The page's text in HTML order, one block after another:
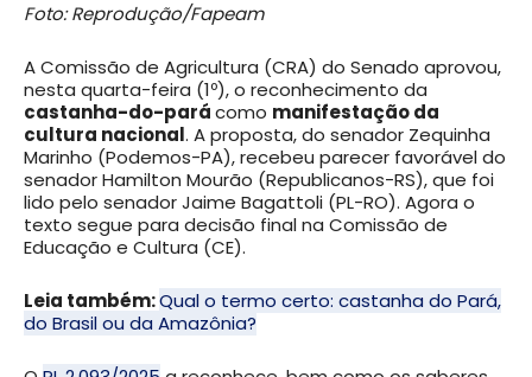
Foto: Reprodução/Fapeam
A Comissão de Agricultura (CRA) do Senado aprovou,
nesta quarta-feira (1º), o reconhecimento da
castanha-do-parácomo manifestação da
cultura nacional. A proposta, do senador Zequinha
Marinho (Podemos-PA), recebeu parecer favorável do
senador Hamilton Mourão (Republicanos-RS), que foi
lido pelo senador Jaime Bagattoli (PL-RO). Agora o
texto segue para decisão final na Comissão de
Educação e Cultura (CE).
Leia também:Qual o termo certo: castanha do Pará,
do Brasil ou da Amazônia?